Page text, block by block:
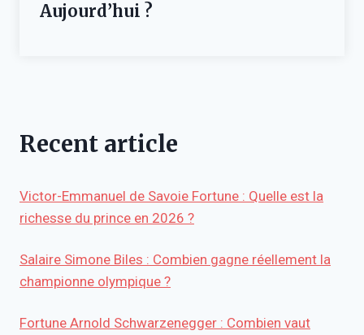
Aujourd’hui ?
Recent article
Victor-Emmanuel de Savoie Fortune : Quelle est la
richesse du prince en 2026 ?
Salaire Simone Biles : Combien gagne réellement la
championne olympique ?
Fortune Arnold Schwarzenegger : Combien vaut